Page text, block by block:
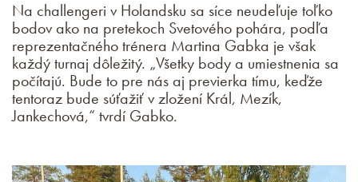
Na challengeri v Holandsku sa síce neudeľuje toľko
bodov ako na pretekoch Svetového pohára, podľa
reprezentačného trénera Martina Gabka je však
každý turnaj dôležitý. „Všetky body a umiestnenia sa
počítajú. Bude to pre nás aj previerka tímu, keďže
tentoraz bude súťažiť v zložení Král, Mezík,
Jankechová,“ tvrdí Gabko.